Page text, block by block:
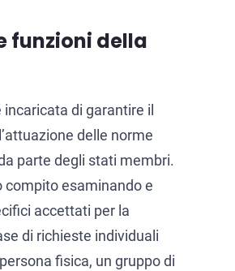
funzioni della
di garantire il
delle norme
parte degli stati membri.
compito esaminando e
accettati per la
di richieste individuali
fisica, un gruppo di